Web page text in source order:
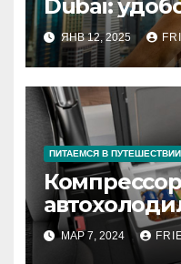
Dubai:
ЯНВ 12, 2025
ПИТАЕМСЯ В ПУТЕШЕСТВИИ
дороге
МАР 7, 2024